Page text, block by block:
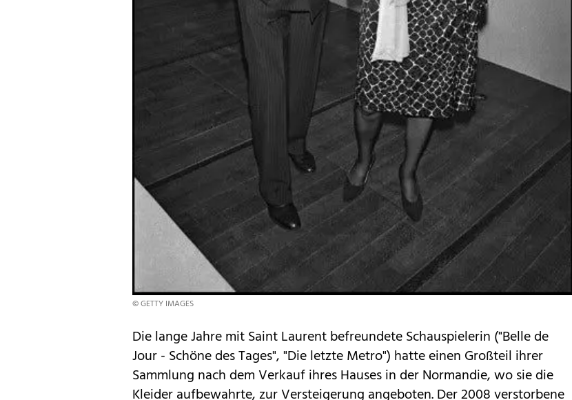
© GETTY IMAGES
Die lange Jahre mit Saint Laurent befreundete Schauspielerin ("Belle de
Jour - Schöne des Tages", "Die letzte Metro") hatte einen Großteil ihrer
Sammlung nach dem Verkauf ihres Hauses in der Normandie, wo sie die
Kleider aufbewahrte, zur Versteigerung angeboten. Der 2008 verstorbene